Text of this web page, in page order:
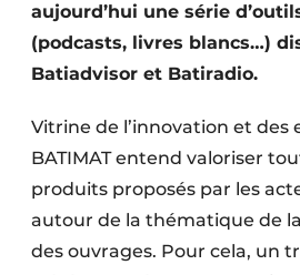
Sécurité incendie
Software
Travaux ferroviaires
aujourd’hui une série
(podcasts, livres blancs…)
Batiadvisor et Batiradio.
Vitrine de l’innovation et des
BATIMAT entend valoriser
produits proposés par les
autour de la thématique de
des ouvrages. Pour cela, un